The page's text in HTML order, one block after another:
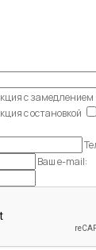
с замедлением
с остановкой
Ваш e-mail: